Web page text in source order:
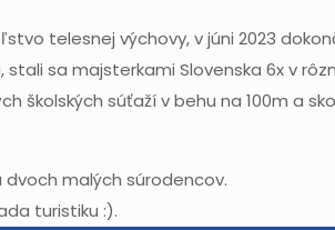
telesnej výchovy, v júni 2023
stali sa majsterkami Slovenska 6x v
školských súťaží v behu na 100m a
malých súrodencov.
turistiku :).